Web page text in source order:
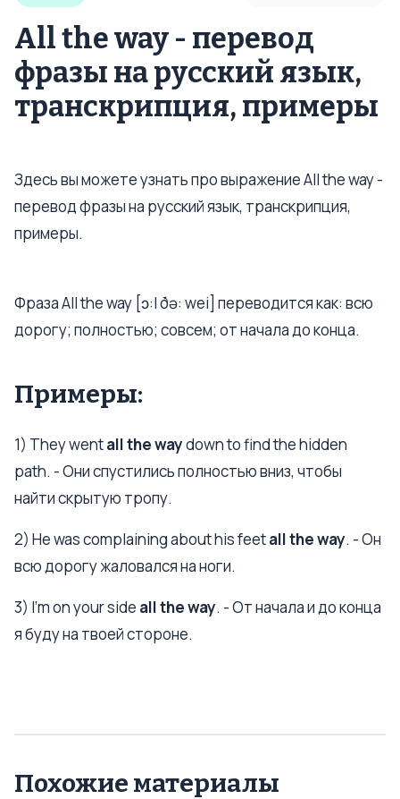
All the way - перевод
фразы на русский язык,
транскрипция, примеры
Здесь вы можете узнать про выражение All the way -
перевод фразы на русский язык, транскрипция,
примеры.
Фраза All the way [ɔ:l ðə: wei] переводится как: всю
дорогу; полностью; совсем; от начала до конца.
Примеры:
1) They wentall the waydown to find the hidden
path. - Они спустились полностью вниз, чтобы
найти скрытую тропу.
2) He was complaining about his feetall the way. - Он
всю дорогу жаловался на ноги.
3) I'm on your side all the way. - От начала и до конца
я буду на твоей стороне.
Похожие материалы